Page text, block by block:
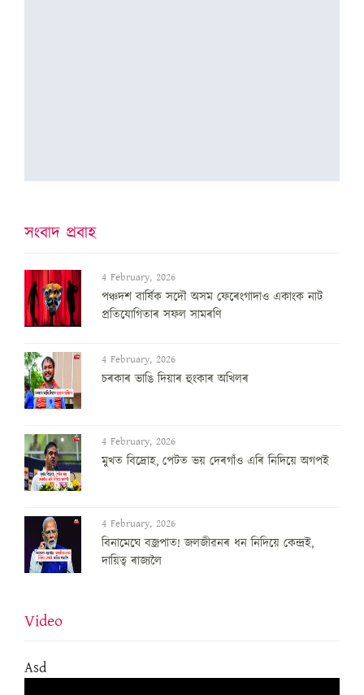
সংবাদ প্ৰবাহ
4 February, 2026
পঞ্চদশ বার্ষিক সদৌ অসম ফেৰেংগাদাও একাংক নাট
প্রতিযোগিতাৰ সফল সামৰণি
4 February, 2026
চৰকাৰ ভাঙি দিয়াৰ হুংকাৰ অখিলৰ
4 February, 2026
মুখত বিদ্ৰোহ, পেটত ভয় দেৰগাঁও এৰি নিদিয়ে অগপই
4 February, 2026
বিনামেঘে বজ্ৰপাত! জলজীৱনৰ ধন নিদিয়ে কেন্দ্ৰই,
দায়িত্ব ৰাজ্যলৈ
Video
Asd